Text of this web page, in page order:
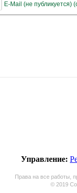
E-Mail (не публикуется)
Управление:
Права на все работы,
© 2019